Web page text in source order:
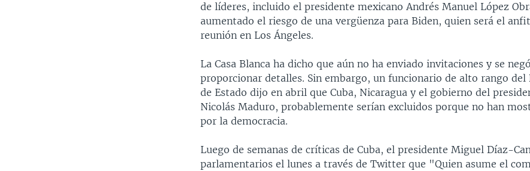
de líderes, incluido el presidente mexicano Andrés Manuel López
aumentado el riesgo de una vergüenza para Biden, quien será el
reunión en Los Ángeles.
La Casa Blanca ha dicho que aún no ha enviado invitaciones y se
proporcionar detalles. Sin embargo, un funcionario de alto rango del
de Estado dijo en abril que Cuba, Nicaragua y el gobierno del
Nicolás Maduro, probablemente serían excluidos porque no han
por la democracia.
Luego de semanas de críticas de Cuba, el presidente Miguel Díaz-
parlamentarios el lunes a través de Twitter que "Quien asume el